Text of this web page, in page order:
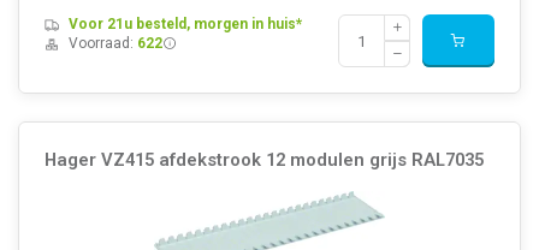
Voor 21u besteld, morgen in huis*
Voorraad: 622
Hager VZ415 afdekstrook 12 modulen grijs RAL7035